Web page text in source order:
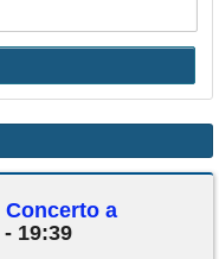
Concerto a
19:39